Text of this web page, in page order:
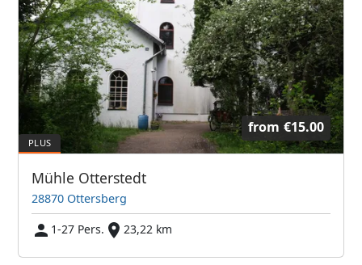
from €15.00
Mühle Otterstedt
28870 Ottersberg
1-27 Pers.
23,22 km